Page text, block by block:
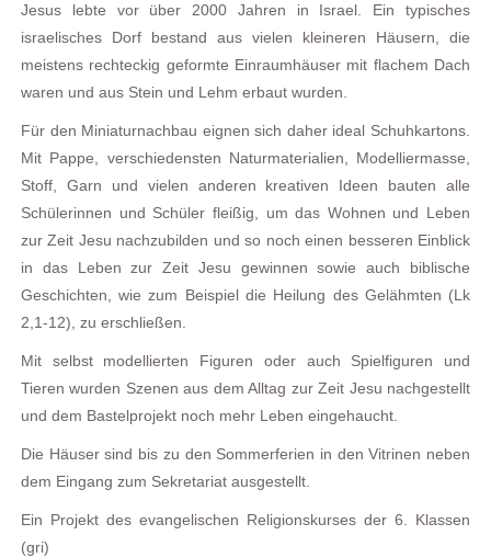
Jesus lebte vor über 2000 Jahren in Israel. Ein typisches
israelisches Dorf bestand aus vielen kleineren Häusern, die
meistens rechteckig geformte Einraumhäuser mit flachem Dach
waren und aus Stein und Lehm erbaut wurden.
Für den Miniaturnachbau eignen sich daher ideal Schuhkartons.
Mit Pappe, verschiedensten Naturmaterialien, Modelliermasse,
Stoff, Garn und vielen anderen kreativen Ideen bauten alle
Schülerinnen und Schüler fleißig, um das Wohnen und Leben
zur Zeit Jesu nachzubilden und so noch einen besseren Einblick
in das Leben zur Zeit Jesu gewinnen sowie auch biblische
Geschichten, wie zum Beispiel die Heilung des Gelähmten (Lk
2,1-12), zu erschließen.
Mit selbst modellierten Figuren oder auch Spielfiguren und
Tieren wurden Szenen aus dem Alltag zur Zeit Jesu nachgestellt
und dem Bastelprojekt noch mehr Leben eingehaucht.
Die Häuser sind bis zu den Sommerferien in den Vitrinen neben
dem Eingang zum Sekretariat ausgestellt.
Ein Projekt des evangelischen Religionskurses der 6. Klassen
(gri)